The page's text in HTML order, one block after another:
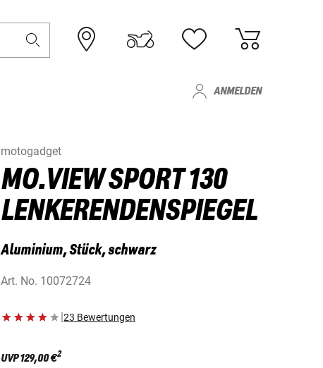
ANMELDEN
motogadget
MO.VIEW SPORT 130
LENKERENDENSPIEGEL
Aluminium, Stück, schwarz
Art. No. 10072724
|23 Bewertungen
UVP129,00 €2